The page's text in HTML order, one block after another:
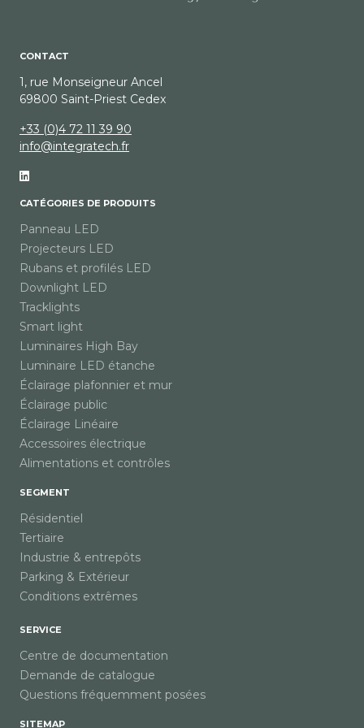
CONTACT
1, rue Monseigneur Ancel
69800 Saint-Priest Cedex
+33 (0)4 72 11 39 90
info@integratech.fr
CATÉGORIES DE PRODUITS
Panneau LED
Projecteurs LED
Rubans et profilés LED
Downlight LED
Tracklights
Smart light
Luminaires High Bay
Luminaire LED étanche
Éclairage plafonnier et mur
Éclairage public
Éclairage Linéaire
Accessoires électrique
Alimentations et contrôles
SEGMENT
Résidentiel
Tertiaire
Industrie & entrepôts
Parking & Extérieur
Conditions extrêmes
SERVICE
Centre de documentation
Demande de catalogue
Questions fréquemment posées
SITEMAP